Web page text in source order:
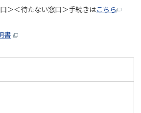
＞＜待たない窓口＞手続きはこちら
書